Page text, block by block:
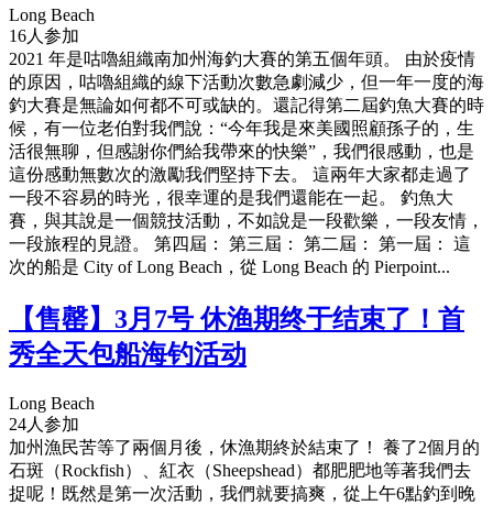
Long Beach
16人参加
2021 年是咕嚕組織南加州海釣大賽的第五個年頭。 由於疫情
的原因，咕嚕組織的線下活動次數急劇減少，但一年一度的海
釣大賽是無論如何都不可或缺的。還記得第二屆釣魚大賽的時
候，有一位老伯對我們說：“今年我是來美國照顧孫子的，生
活很無聊，但感謝你們給我帶來的快樂”，我們很感動，也是
這份感動無數次的激勵我們堅持下去。 這兩年大家都走過了
一段不容易的時光，很幸運的是我們還能在一起。 釣魚大
賽，與其說是一個競技活動，不如說是一段歡樂，一段友情，
一段旅程的見證。 第四屆： 第三屆： 第二屆： 第一屆： 這
次的船是 City of Long Beach，從 Long Beach 的 Pierpoint...
【售罄】3月7号 休渔期终于结束了！首
秀全天包船海钓活动
Long Beach
24人参加
加州漁民苦等了兩個月後，休漁期終於結束了！ 養了2個月的
石斑（Rockfish）、紅衣（Sheepshead）都肥肥地等著我們去
捉呢！既然是第一次活動，我們就要搞爽，從上午6點釣到晚